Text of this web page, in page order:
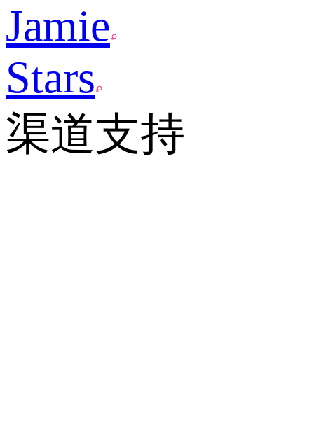
Jamie
Stars
渠道支持